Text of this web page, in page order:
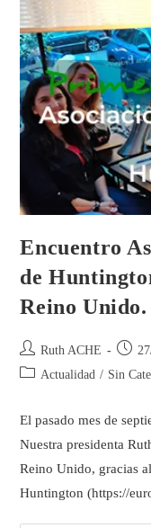
Encuentro
de
Reino Unido.
Ruth ACHE
Actualidad / Sin
El pasado mes de
Nuestra presidenta
Reino Unido, gracias
Huntington (https://